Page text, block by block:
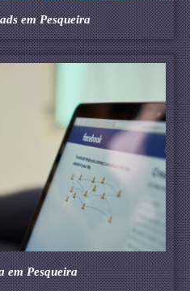
em Pesqueira
em Pesqueira